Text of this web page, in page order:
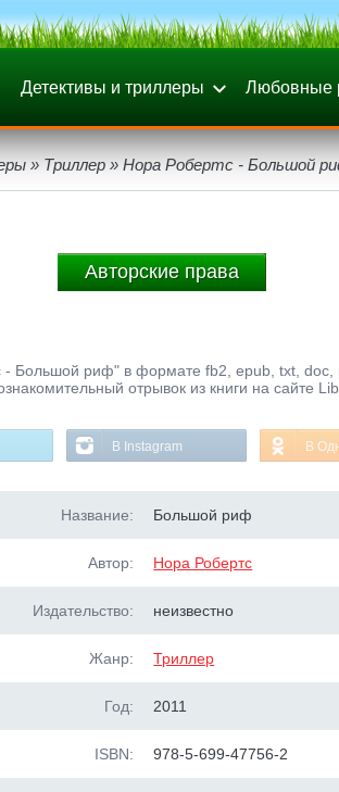
Детективы и триллеры Любовные
» Триллер » Нора Робертс - Большой
Авторские права
- Большой риф" в формате fb2, epub, txt,
отрывок из книги на сайте
В Instagram В
Название: Большой риф
Автор: Нора Робертс
Издательство: неизвестно
Жанр: Триллер
Год: 2011
ISBN: 978-5-699-47756-2